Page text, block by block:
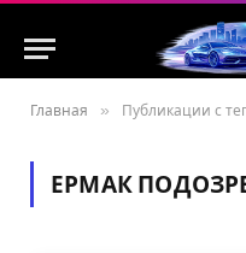
Главная » Публикации с
ЕРМАК